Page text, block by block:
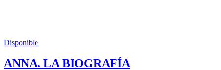
Disponible
ANNA. LA BIOGRAFÍA